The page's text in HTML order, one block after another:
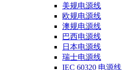
美规电源线
欧规电源线
澳规电源线
巴西电源线
日本电源线
瑞士电源线
IEC 60320 电源线